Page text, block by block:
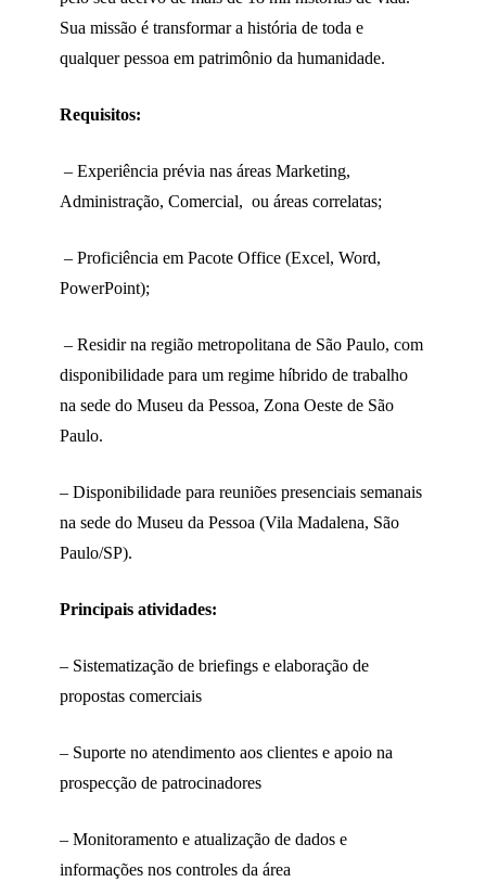
Sua missão é transformar a história de toda e
qualquer pessoa em patrimônio da humanidade.
Requisitos:
– Experiência prévia nas áreas Marketing,
Administração, Comercial, ou áreas correlatas;
– Proficiência em Pacote Office (Excel, Word,
PowerPoint);
– Residir na região metropolitana de São Paulo, com
disponibilidade para um regime híbrido de trabalho
na sede do Museu da Pessoa, Zona Oeste de São
Paulo.
– Disponibilidade para reuniões presenciais semanais
na sede do Museu da Pessoa (Vila Madalena, São
Paulo/SP).
Principais atividades:
– Sistematização de briefings e elaboração de
propostas comerciais
– Suporte no atendimento aos clientes e apoio na
prospecção de patrocinadores
– Monitoramento e atualização de dados e
informações nos controles da área